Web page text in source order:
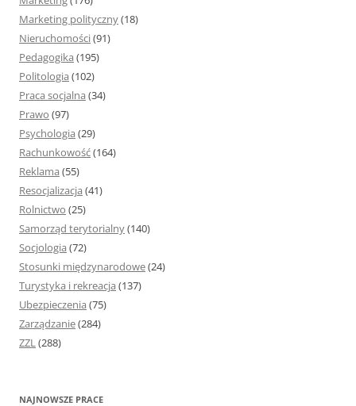
Marketing polityczny(18)
Nieruchomości(91)
Pedagogika (195)
Politologia (102)
Praca socjalna (34)
Prawo (97)
Psychologia (29)
Rachunkowość(164)
Reklama (55)
Resocjalizacja (41)
Rolnictwo (25)
Samorząd terytorialny(140)
Socjologia (72)
Stosunki międzynarodowe(24)
Turystyka i rekreacja (137)
Ubezpieczenia (75)
Zarządzanie(284)
ZZL(288)
NAJNOWSZE PRACE